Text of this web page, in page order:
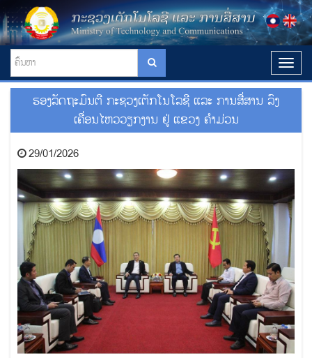
T
o
g
e
v
i
g
a
o
n
ຮອງລັດຖະມົນຕີ ກະຊວງເຕັກໂນໂລຊີ ແລະ ການສື່ສານ ລົງ
ເຄື່ອນໄຫວວຽກງານ ຢູ່ ແຂວງ ຄຳມ່ວນ
29/01/2026